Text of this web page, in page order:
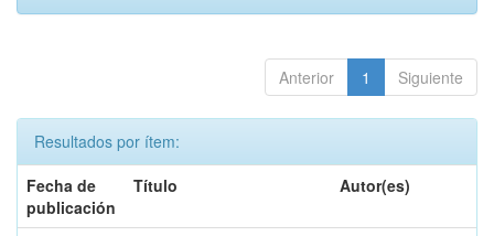
Anterior 1 Siguiente
Resultados por ítem:
Fecha de
publicación
Título Autor(es)